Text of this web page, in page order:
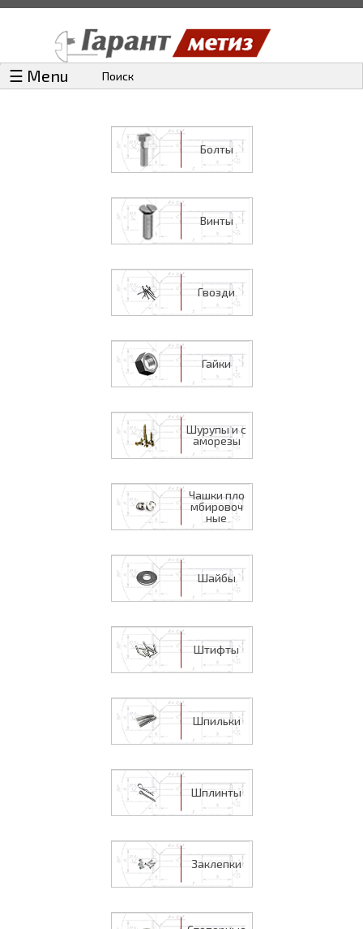
☰ Menu Поиск
Болты
Винты
Гвозди
Гайки
Шурупы и с
аморезы
Чашки пло
мбировоч
ные
Шайбы
Штифты
Шпильки
Шплинты
Заклепки